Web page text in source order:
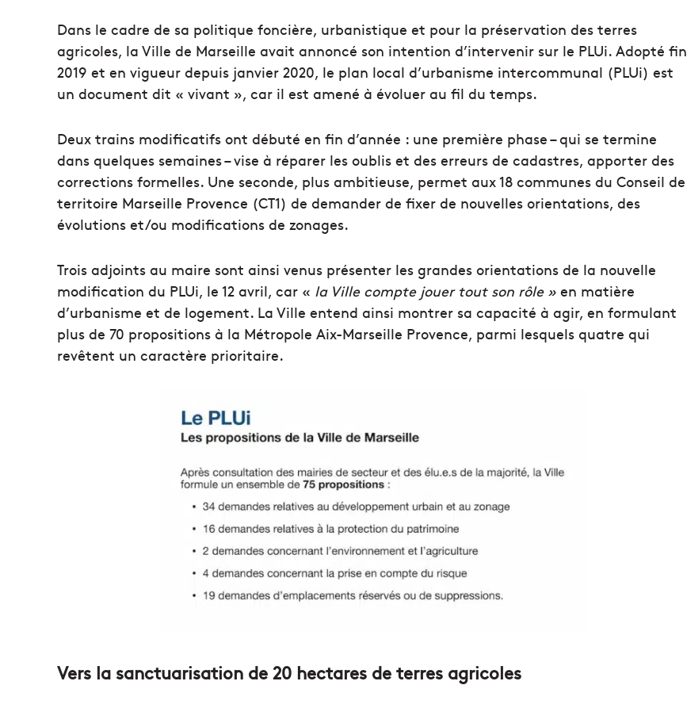
Dans le cadre de sa politique foncière, urbanistique et pour la préservation des terres
agricoles, la Ville de Marseille avait annoncé son intention d’intervenir sur le PLUi. Adopté fin
2019 et en vigueur depuis janvier 2020, le plan local d’urbanisme intercommunal (PLUi) est
un document dit « vivant », car il est amené à évoluer au fil du temps.
Deux trains modificatifs ont débuté en fin d’année : une première phase – qui se termine
dans quelques semaines – vise à réparer les oublis et des erreurs de cadastres, apporter des
corrections formelles. Une seconde, plus ambitieuse, permet aux 18 communes du Conseil de
territoire Marseille Provence (CT1) de demander de fixer de nouvelles orientations, des
évolutions et/ou modifications de zonages.
Trois adjoints au maire sont ainsi venus présenter les grandes orientations de la nouvelle
modification du PLUi, le 12 avril, car « la Ville compte jouer tout son rôle » en matière
d’urbanisme et de logement. La Ville entend ainsi montrer sa capacité à agir, en formulant
plus de 70 propositions à la Métropole Aix-Marseille Provence, parmi lesquels quatre qui
revêtent un caractère prioritaire.
Vers la sanctuarisation de 20 hectares de terres agricoles